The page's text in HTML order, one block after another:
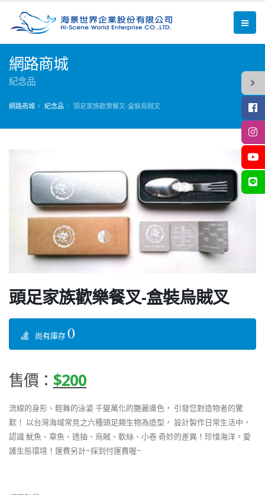
網路商城
紀念品
網路商城 紀念品 頭足家族歡樂餐叉-盒裝烏賊叉
頭足家族歡樂餐叉-盒裝烏賊叉
尚有庫存0
售價： $200
流線的身形、輕舞的泳姿 千變萬化的艷麗膚色， 引發您對造物者的驚
歎！ 以台灣海域常見之六種頭足類生物為造型， 設計製作日常生活中，
認識 魷魚、章魚、透抽、烏賊、軟絲、小卷 奇妙的差異！珍惜海洋，愛
護生態環境！運費另計~採到付運費喔~